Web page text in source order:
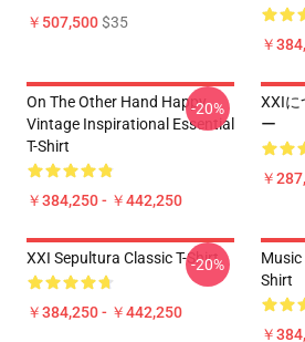
￥507,500$35
￥
On The Other Hand Happy
Vintage Inspirational Essential
T-Shirt
￥384,250 - ￥442,250
-20%
XXIに
ー
￥
XXI Sepultura Classic T-Shirt
￥384,250 - ￥442,250
-20%
Music
Shirt
￥